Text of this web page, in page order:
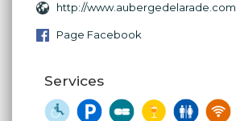
http://www.aubergedelarade.com
Page Facebook
Services